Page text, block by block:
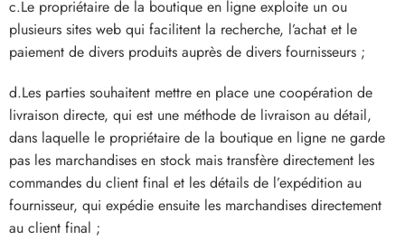
c.Le propriétaire de la boutique en ligne exploite un ou
plusieurs sites web qui facilitent la recherche, l’achat et le
paiement de divers produits auprès de divers fournisseurs ;
d.Les parties souhaitent mettre en place une coopération de
livraison directe, qui est une méthode de livraison au détail,
dans laquelle le propriétaire de la boutique en ligne ne garde
pas les marchandises en stock mais transfère directement les
commandes du client final et les détails de l’expédition au
fournisseur, qui expédie ensuite les marchandises directement
au client final ;